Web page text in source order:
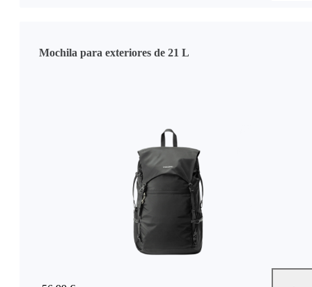
Mochila para exteriores de 21 L